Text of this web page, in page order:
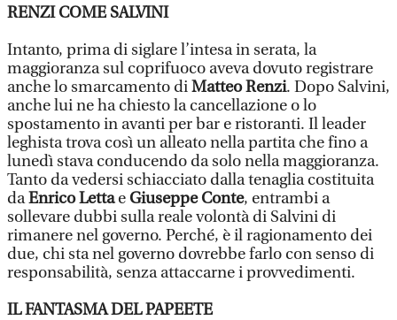
RENZI COME SALVINI
Intanto, prima di siglare l’intesa in serata, la
maggioranza sul coprifuoco aveva dovuto registrare
anche lo smarcamento diMatteo Renzi. Dopo Salvini,
anche lui ne ha chiesto la cancellazione o lo
spostamento in avanti per bar e ristoranti. Il leader
leghista trova così un alleato nella partita che fino a
lunedì stava conducendo da solo nella maggioranza.
Tanto da vedersi schiacciato dalla tenaglia costituita
daEnrico LettaeGiuseppe Conte, entrambi a
sollevare dubbi sulla reale volontà di Salvini di
rimanere nel governo. Perché, è il ragionamento dei
due, chi sta nel governo dovrebbe farlo con senso di
responsabilità, senza attaccarne i provvedimenti.
IL FANTASMA DEL PAPEETE